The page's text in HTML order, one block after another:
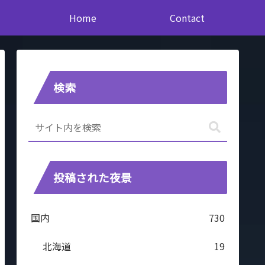
Home Contact
検索
投稿された夜景
国内
730
北海道
19